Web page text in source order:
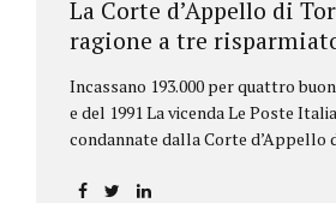
La Corte d’Appello di
ragione a tre
Incassano 193.000 per quattro
e del 1991 La vicenda Le Poste
condannate dalla Corte d’Appello
per oltre 193.000,00 euro: la